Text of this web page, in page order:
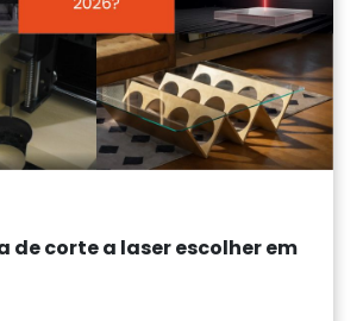
de corte a laser escolher em